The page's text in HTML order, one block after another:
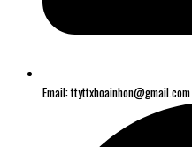
Email: ttyttxhoainhon@gmail.com